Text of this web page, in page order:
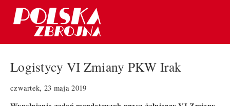
Logistycy VI Zmiany PKW Irak
czwartek, 23 maja 2019